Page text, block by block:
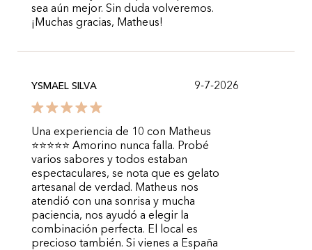
sea aún mejor. Sin duda volveremos.
¡Muchas gracias, Matheus!
YSMAEL SILVA 9-7-2026
Una experiencia de 10 con Matheus
⭐⭐⭐⭐⭐ Amorino nunca falla. Probé
varios sabores y todos estaban
espectaculares, se nota que es gelato
artesanal de verdad. Matheus nos
atendió con una sonrisa y mucha
paciencia, nos ayudó a elegir la
combinación perfecta. El local es
precioso también. Si vienes a España